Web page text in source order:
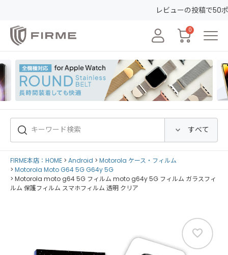
レビューの投稿で50ポイントGET&30日間安心保証！会
0
FIRME本店：HOME Android
Motorola ケース・フィルム
Motorola Moto G64 5G G64y 5G
Motorola moto g64 5G フィルム moto g64y 5G フィルム ガラスフィ
ルム 保護フィルム スマホフィルム 透明 クリア